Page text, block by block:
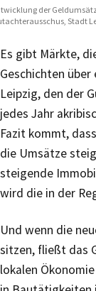
der
Stadt
Es gibt Märkte,
Geschichten
Leipzig, den der
jedes Jahr
Fazit kommt,
die Umsätze
steigende
wird die in der
Und wenn die
sitzen, fließt das
lokalen